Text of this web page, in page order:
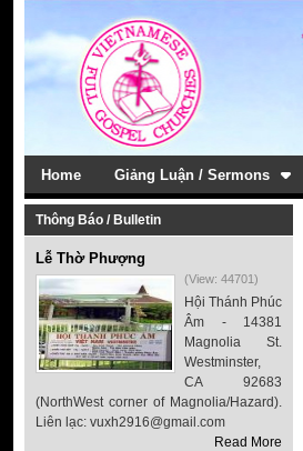
Home Giảng Luận / Sermons
Thông Báo / Bulletin
Lễ Thờ Phượng
(View: 44701)
Hội Thánh Phúc
Âm - 14381
Magnolia St.
Westminster,
CA 92683
(NorthWest corner of Magnolia/Hazard).
Liên lạc: vuxh2916@gmail.com
Read More